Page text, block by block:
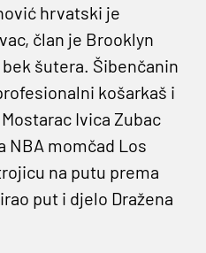
hrvatski je
član je Brooklyn
šutera. Šibenčanin
košarkaš i
Ivica Zubac
NBA momčad Los
na putu prema
put i djelo Dražena